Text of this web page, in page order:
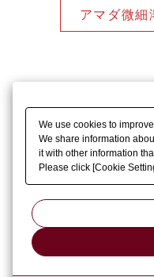
アマダ微細
We use cookies to
We share information
it with other information
Please click [Cookie